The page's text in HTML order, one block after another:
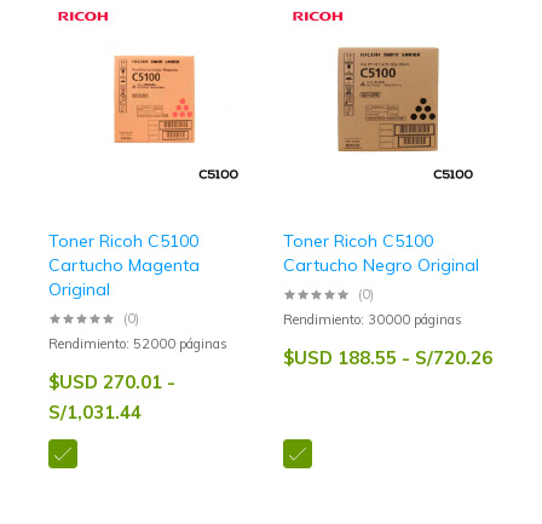
Toner Ricoh C5100
Cartucho Magenta
Original
(0)
Rendimiento: 52000 páginas
$USD 270.01 -
S/1,031.44
Toner Ricoh C5100
Cartucho Negro Original
(0)
Rendimiento: 30000 páginas
$USD 188.55 - S/720.26